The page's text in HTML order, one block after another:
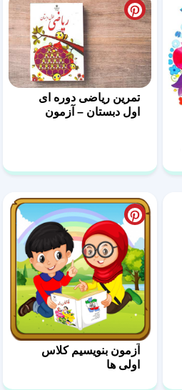
تمرین ریاضی دوره ای
اول دبستان – آزمون
آزمون بنویسیم کلاس
اولی ها